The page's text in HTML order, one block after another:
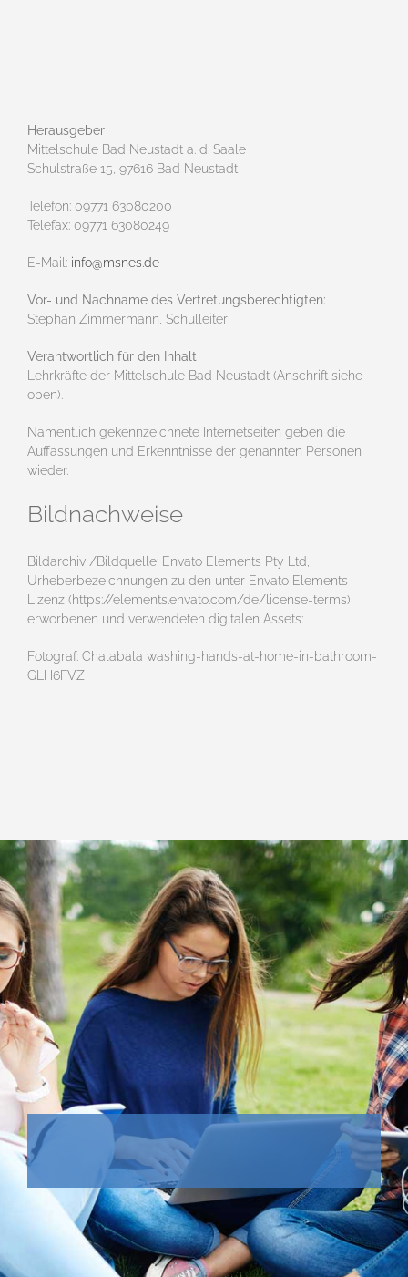
Herausgeber
Mittelschule Bad Neustadt a. d. Saale
Schulstraße 15, 97616 Bad Neustadt
Telefon: 09771 63080200
Telefax: 09771 63080249
E-Mail: info@msnes.de
Vor- und Nachname des Vertretungsberechtigten:
Stephan Zimmermann, Schulleiter
Verantwortlich für den Inhalt
Lehrkräfte der Mittelschule Bad Neustadt (Anschrift siehe
oben).
Namentlich gekennzeichnete Internetseiten geben die
Auffassungen und Erkenntnisse der genannten Personen
wieder.
Bildnachweise
Bildarchiv /Bildquelle: Envato Elements Pty Ltd,
Urheberbezeichnungen zu den unter Envato Elements-
Lizenz (https://elements.envato.com/de/license-terms)
erworbenen und verwendeten digitalen Assets:
Fotograf: Chalabala washing-hands-at-home-in-bathroom-
GLH6FVZ